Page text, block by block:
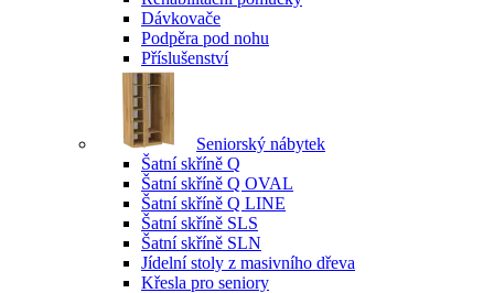
Dávkovače
Podpěra pod nohu
Příslušenství
Seniorský nábytek
Šatní skříně Q
Šatní skříně Q OVAL
Šatní skříně Q LINE
Šatní skříně SLS
Šatní skříně SLN
Jídelní stoly z masivního dřeva
Křesla pro seniory